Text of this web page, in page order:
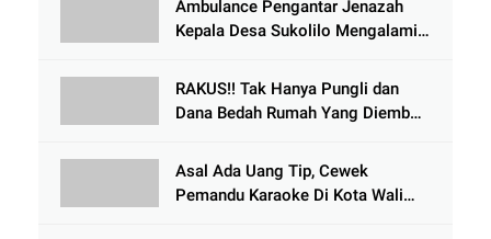
Ambulance Pengantar Jenazah
Kepala Desa Sukolilo Mengalami
Meninggal Dunia
RAKUS!! Tak Hanya Pungli dan
Dana Bedah Rumah Yang Diembat,
Tlogowungu, di Duga
Selewengkan Bantuan Mushola
Asal Ada Uang Tip, Cewek
Pemandu Karaoke Di Kota Wali